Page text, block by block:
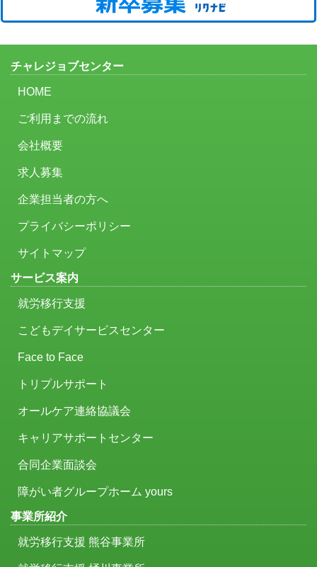
チャレジョブセンター
HOME
ご利用までの流れ
会社概要
求人募集
企業担当者の方へ
プライバシーポリシー
サイトマップ
サービス案内
就労移行支援
こどもデイサービスセンター
Face to Face
トリプルサポート
オールケア連絡協議会
キャリアサポートセンター
合同企業面談会
障がい者グループホーム yours
事業所紹介
就労移行支援 熊谷事業所